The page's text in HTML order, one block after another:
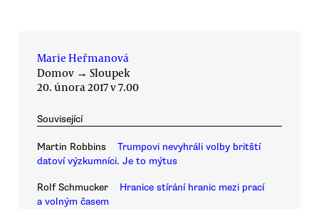
Marie Heřmanová
Domov → Sloupek
20. února 2017 v 7.00
Související
Martin Robbins
Trumpovi nevyhráli volby britští
datoví výzkumníci. Je to mýtus
Rolf Schmucker
Hranice stírání hranic mezi prací
a volným časem